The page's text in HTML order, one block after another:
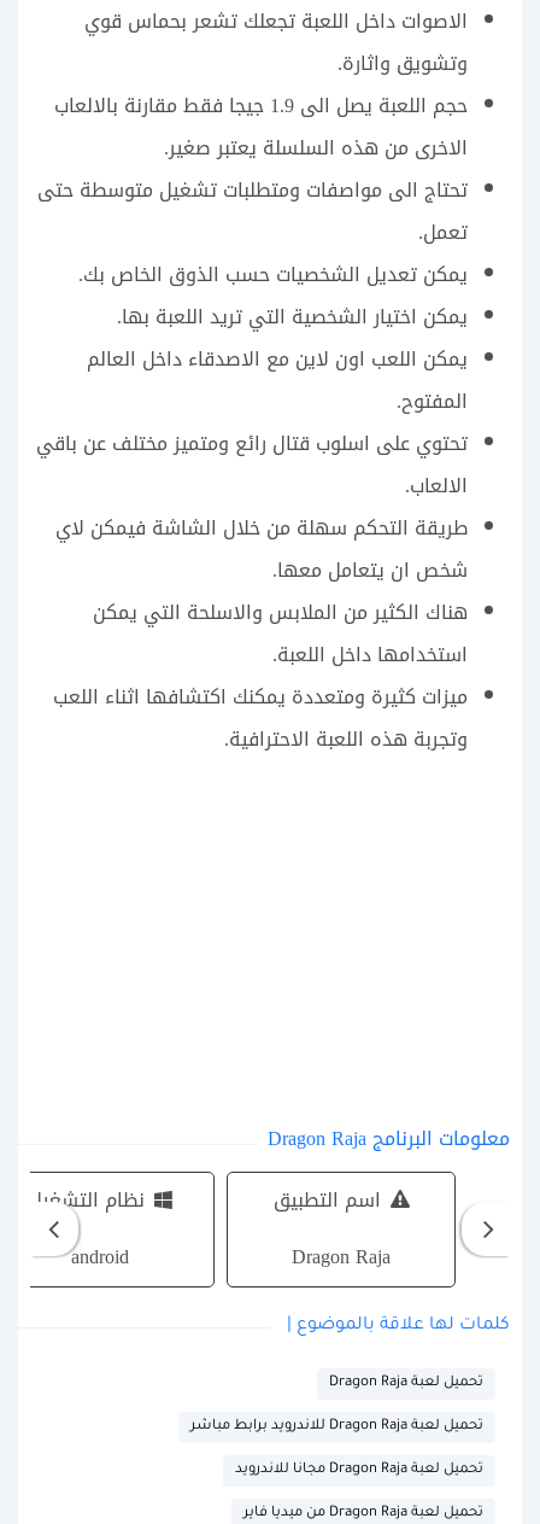
الاصوات داخل اللعبة تجعلك تشعر بحماس قوي
وتشويق واثارة.
حجم اللعبة يصل الى 1.9 جيجا فقط مقارنة بالالعاب
الاخرى من هذه السلسلة يعتبر صغير.
تحتاج الى مواصفات ومتطلبات تشغيل متوسطة حتى
تعمل.
يمكن تعديل الشخصيات حسب الذوق الخاص بك.
يمكن اختيار الشخصية التي تريد اللعبة بها.
يمكن اللعب اون لاين مع الاصدقاء داخل العالم
المفتوح.
تحتوي على اسلوب قتال رائع ومتميز مختلف عن باقي
الالعاب.
طريقة التحكم سهلة من خلال الشاشة فيمكن لاي
شخص ان يتعامل معها.
هناك الكثير من الملابس والاسلحة التي يمكن
استخدامها داخل اللعبة.
ميزات كثيرة ومتعددة يمكنك اكتشافها اثناء اللعب
وتجربة هذه اللعبة الاحترافية.
معلومات البرنامج Dragon Raja
اسم التطبيق
Dragon Raja
نظام التشغيل
android
كلمات لها علاقة بالموضوع |
تحميل لعبة Dragon Raja
تحميل لعبة Dragon Raja للاندرويد برابط مباشر
تحميل لعبة Dragon Raja مجانا للاندرويد
تحميل لعبة Dragon Raja من ميديا فاير